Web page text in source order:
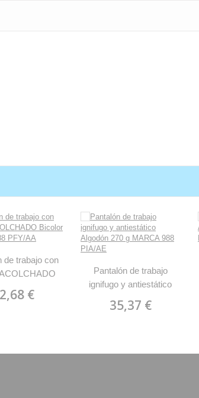
de trabajo con
AA €
Pantalón de trabajo
ignifugo y antiestático
988 PIA/AE
35,37 €